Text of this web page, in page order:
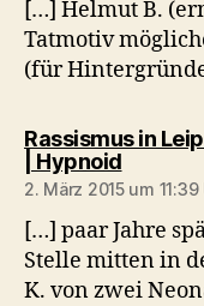
[…] Helmut B.
Tatmotiv
(für
Rassismus in
| Hypnoidsagt:
2. März 2015 um 11:39
[…] paar Jahre
Stelle mitten in
K. von zwei